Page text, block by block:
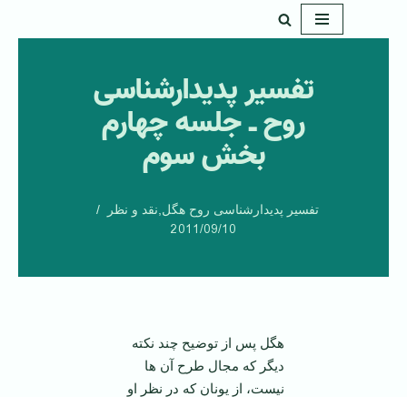
تفسیر پدیدارشناسی
روح ـ جلسه چهارم
بخش سوم
تفسیر پدیدارشناسی روح هگل,نقد و نظر
2011/09/10
هگل پس از توضیح چند نکته
دیگر که مجال طرح آن ها
نیست، از یونان که در نظر او